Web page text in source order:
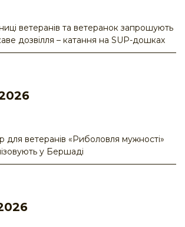
ветеранів та ветеранок запрошують
дозвілля – катання на SUP-дошках
для ветеранів «Риболовля мужності»
у Бершаді